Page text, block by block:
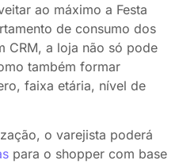
ao máximo a Festa
de consumo dos
CRM, a loja não só pode
também formar
faixa etária, nível de
o varejista poderá
para o shopper com base